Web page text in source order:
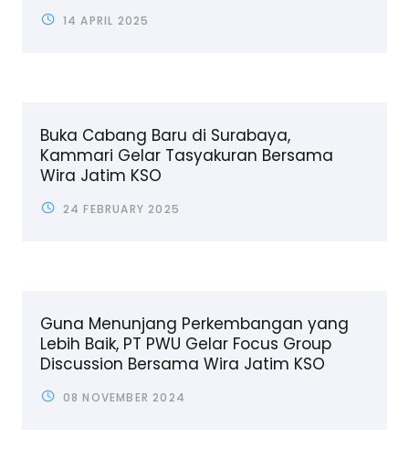
14 APRIL 2025
Buka Cabang Baru di Surabaya,
Kammari Gelar Tasyakuran Bersama
Wira Jatim KSO
24 FEBRUARY 2025
Guna Menunjang Perkembangan yang
Lebih Baik, PT PWU Gelar Focus Group
Discussion Bersama Wira Jatim KSO
08 NOVEMBER 2024